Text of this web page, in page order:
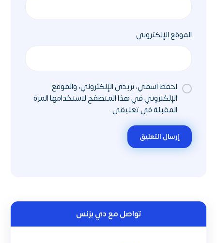
الموقع الإلكتروني
احفظ اسمي، بريدي الإلكتروني، والموقع
الإلكتروني في هذا المتصفح لاستخدامها المرة
المقبلة في تعليقي.
إرسال التعليق
تواصل مع دي بزنس